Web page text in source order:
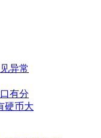
异常
有分
硬币大